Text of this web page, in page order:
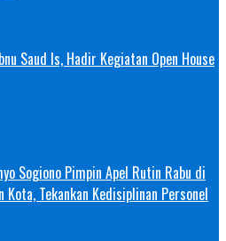
Saud Is, Hadir Kegiatan Open House
Sogiono Pimpin Apel Rutin Rabu di
Kota, Tekankan Kedisiplinan Personel